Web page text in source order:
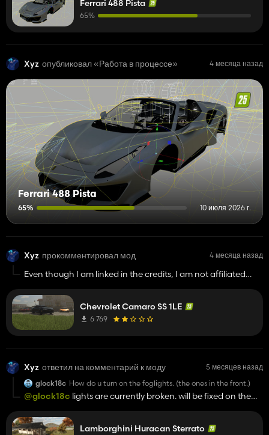
Ferrari 488 Pista
65%
Xyz опубликовал «Работа в процессе» 4 месяца назад
Ferrari 488 Pista
65% 10 июля 2026 г.
Xyz прокомментировал мод 4 месяца назад
Even though I am linked in the credits, I am not affiliated
Chevrolet Camaro SS 1LE
6 769
Xyz ответил на комментарий к моду
5 месяцев назад
glock18c How do u turn on the foglights. (the ones in the front.)
@glock18c lights are currently broken. will be fixed on the
Lamborghini Huracan Sterrato